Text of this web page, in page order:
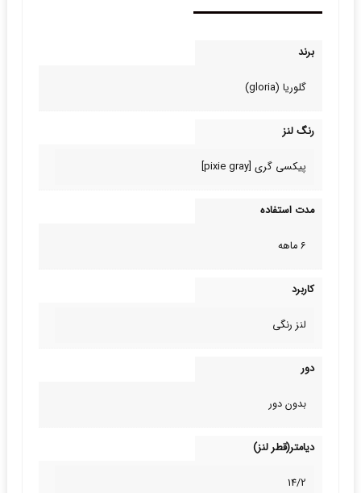
برند
گلوریا (gloria)
رنگ لنز
پیکسی گری [pixie gray]
مدت استفاده
6 ماهه
کاربرد
لنز رنگی
دور
بدون دور
دیامتر(قطر لنز)
14/2